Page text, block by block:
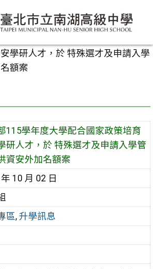
學研人才，於 特殊選才及申請入學
額案
115學年度大學配合國家政策培育
研人才，於 特殊選才及申請入學管
資安外加名額案
10 月 02 日
區, 升學訊息